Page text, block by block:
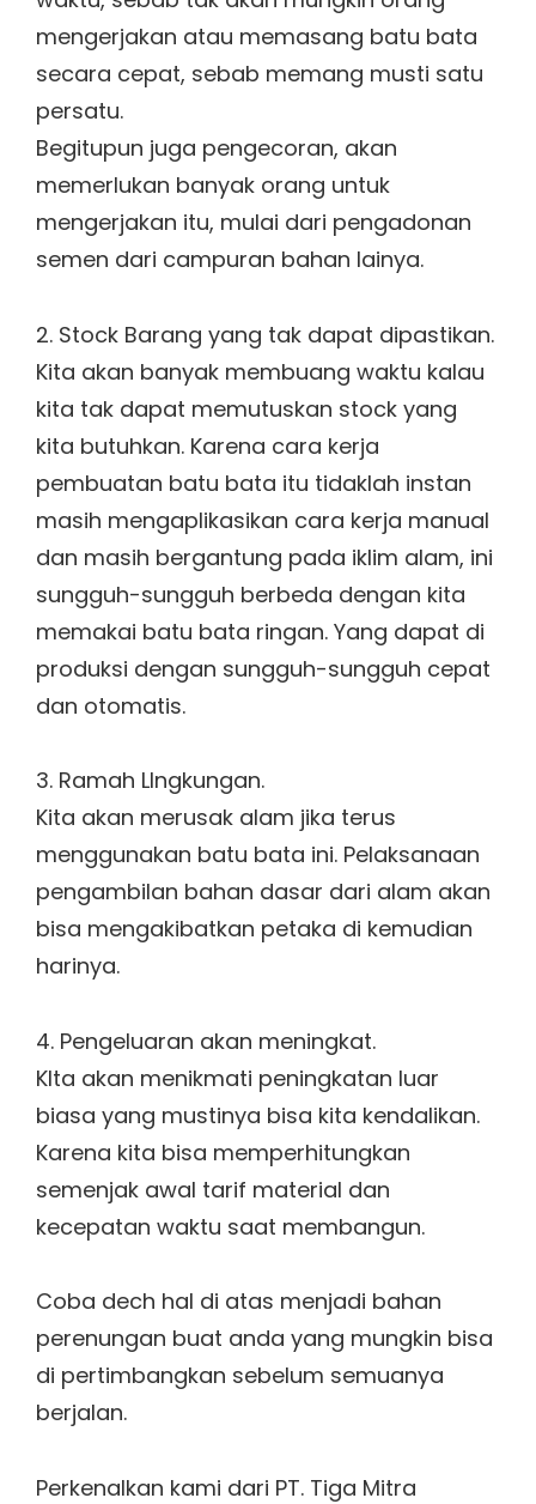
mengerjakan atau memasang batu bata
secara cepat, sebab memang musti satu
persatu.
Begitupun juga pengecoran, akan
memerlukan banyak orang untuk
mengerjakan itu, mulai dari pengadonan
semen dari campuran bahan lainya.
2. Stock Barang yang tak dapat dipastikan.
Kita akan banyak membuang waktu kalau
kita tak dapat memutuskan stock yang
kita butuhkan. Karena cara kerja
pembuatan batu bata itu tidaklah instan
masih mengaplikasikan cara kerja manual
dan masih bergantung pada iklim alam, ini
sungguh-sungguh berbeda dengan kita
memakai batu bata ringan. Yang dapat di
produksi dengan sungguh-sungguh cepat
dan otomatis.
3. Ramah LIngkungan.
Kita akan merusak alam jika terus
menggunakan batu bata ini. Pelaksanaan
pengambilan bahan dasar dari alam akan
bisa mengakibatkan petaka di kemudian
harinya.
4. Pengeluaran akan meningkat.
KIta akan menikmati peningkatan luar
biasa yang mustinya bisa kita kendalikan.
Karena kita bisa memperhitungkan
semenjak awal tarif material dan
kecepatan waktu saat membangun.
Coba dech hal di atas menjadi bahan
perenungan buat anda yang mungkin bisa
di pertimbangkan sebelum semuanya
berjalan.
Perkenalkan kami dari PT. Tiga Mitra